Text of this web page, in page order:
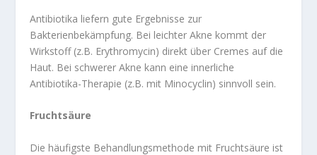
Antibiotika liefern gute Ergebnisse zur
Bakterienbekämpfung. Bei leichter Akne kommt der
Wirkstoff (z.B. Erythromycin) direkt über Cremes auf die
Haut. Bei schwerer Akne kann eine innerliche
Antibiotika-Therapie (z.B. mit Minocyclin) sinnvoll sein.
Fruchtsäure
Die häufigste Behandlungsmethode mit Fruchtsäure ist